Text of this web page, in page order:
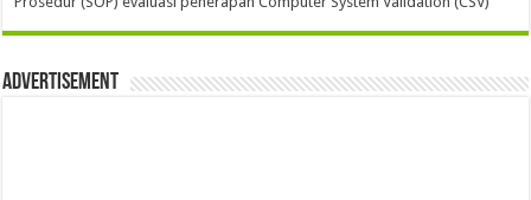
Advertisement